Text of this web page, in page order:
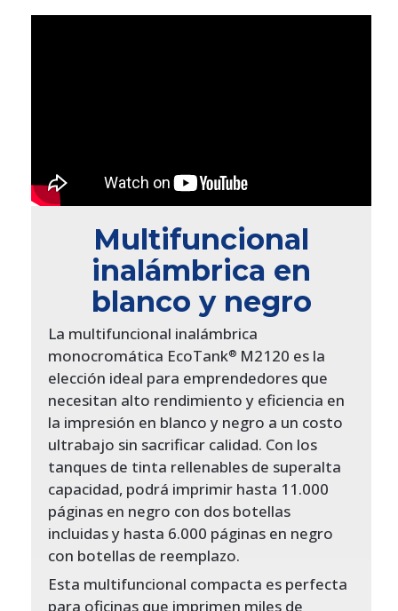
Multifuncional
inalámbrica en
blanco y negro
La multifuncional inalámbrica
monocromática EcoTank® M2120 es la
elección ideal para emprendedores que
necesitan alto rendimiento y eficiencia en
la impresión en blanco y negro a un costo
ultrabajo sin sacrificar calidad. Con los
tanques de tinta rellenables de superalta
capacidad, podrá imprimir hasta 11.000
páginas en negro con dos botellas
incluidas y hasta 6.000 páginas en negro
con botellas de reemplazo.
Esta multifuncional compacta es perfecta
para oficinas que imprimen miles de